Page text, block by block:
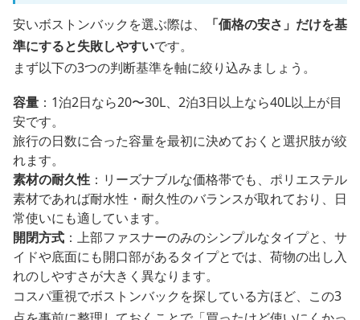
安いボストンバックを選ぶ際は、
「価格の安さ」だけを基
準にすると失敗しやすいです。
まず以下の3つの判断基準を軸に絞り込みましょう。
容量 ：1泊2日なら20〜30L、2泊3日以上なら40L以上が目
安です。
旅行の日数に合った容量を最初に決めておくと選択肢が絞
れます。
素材の耐久性 ：リーズナブルな価格帯でも、ポリエステル
素材であれば耐水性・耐久性のバランスが取れており、日
常使いにも適しています。
開閉方式 ：上部ファスナーのみのシンプルなタイプと、サ
イドや底面にも開口部があるタイプとでは、荷物の出し入
れのしやすさが大きく異なります。
コスパ重視でボストンバックを探している方ほど、この3